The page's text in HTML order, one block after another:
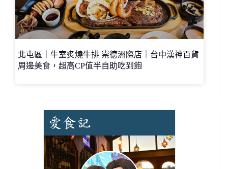
北屯區｜牛室炙燒牛排 崇德洲際店｜台中漢神百貨
周邊美食，超高CP值半自助吃到飽